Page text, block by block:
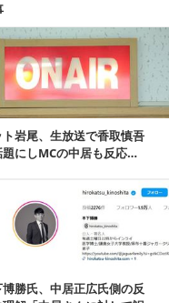
ト岩尾、生放送で香取慎吾
題にしMCの中居も反応…
勝氏、中居正広氏側の反